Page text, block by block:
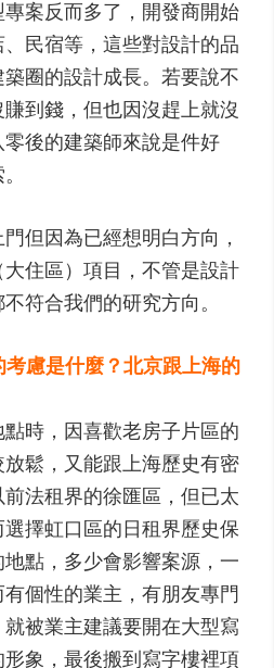
案反而多了，開發商開始
民宿等，這些對設計的品
圈的設計成長。若要說不
到錢，但也因沒趕上就沒
後的建築師來說是件好
但因為已經想明白方向，
住區）項目，不管是設計
符合我們的研究方向。
慮是什麼？北京跟上海的
時，因喜歡老房子片區的
鬆，又能跟上海歷史有密
法租界的徐匯區，但已太
擇虹口區的日租界歷史保
點，多少會影響案源，一
個性的業主，有朋友專門
被業主建議要開在大型寫
象，最後搬到寫字樓裡項